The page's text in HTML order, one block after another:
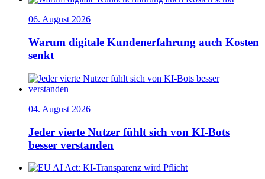
06. August 2026
Warum digitale Kundenerfahrung auch Kosten
senkt
04. August 2026
Jeder vierte Nutzer fühlt sich von KI-Bots
besser verstanden